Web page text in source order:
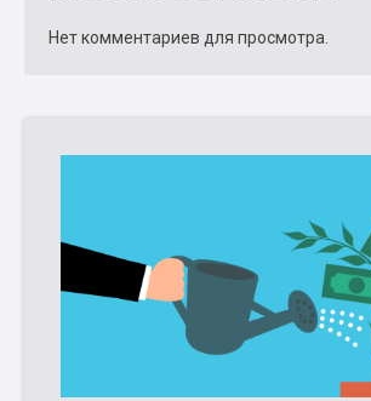
Нет комментариев для просмотра.